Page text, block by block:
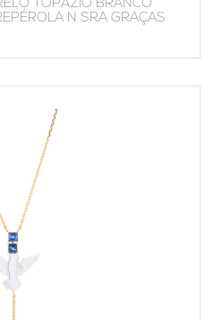
TOPÁZIO BRANCO
N SRA GRAÇAS